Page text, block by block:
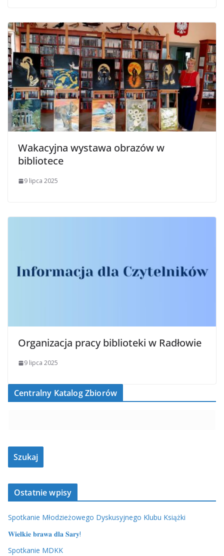
Wakacyjna wystawa obrazów w
bibliotece
9 lipca 2025
Organizacja pracy biblioteki w Radłowie
9 lipca 2025
Centralny Katalog Zbiorów
Ostatnie wpisy
Spotkanie Młodzieżowego Dyskusyjnego Klubu Książki
𝐖𝐢𝐞𝐥𝐤𝐢𝐞 𝐛𝐫𝐚𝐰𝐚 𝐝𝐥𝐚 𝐒𝐚𝐫𝐲!
Spotkanie MDKK